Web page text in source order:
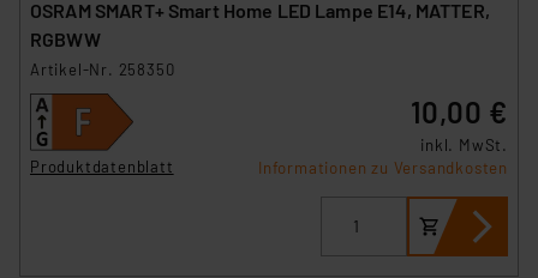
OSRAM SMART+ Smart Home LED Lampe E14, MATTER,
RGBWW
Artikel-Nr. 258350
Produktdatenblatt
10,00 €
inkl. MwSt.
Informationen zu Versandkosten